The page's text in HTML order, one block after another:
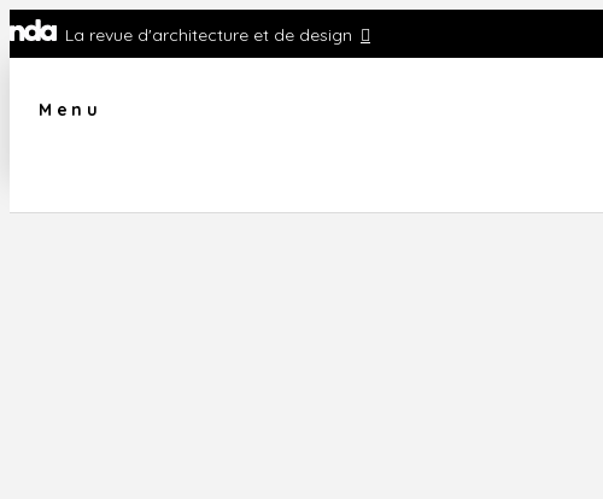
La revue d'architecture et de design
Menu